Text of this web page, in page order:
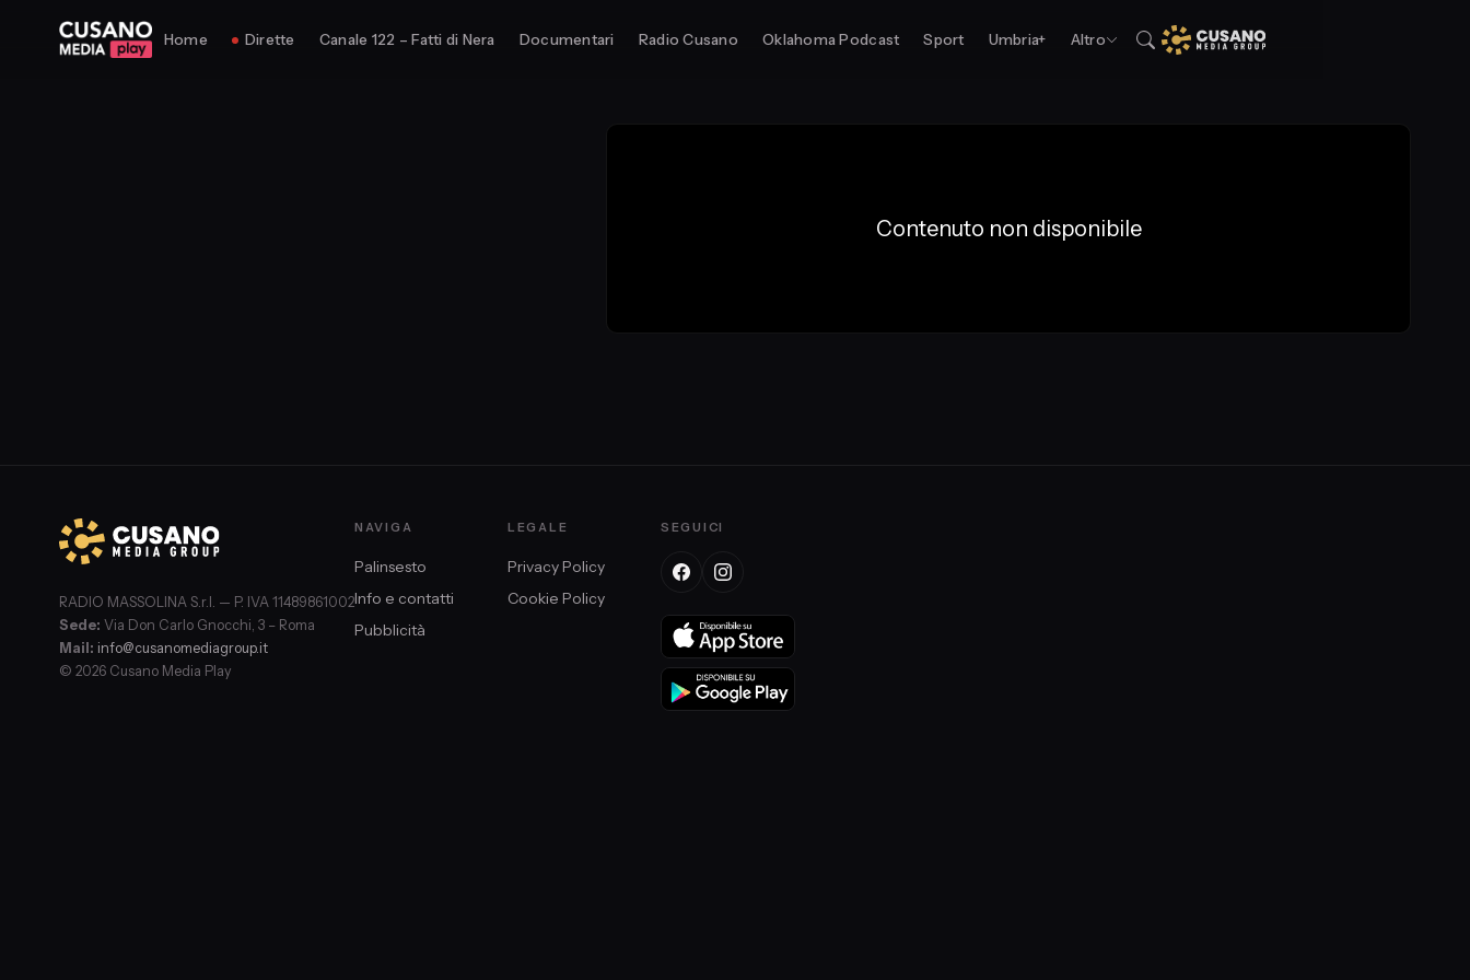
Home Dirette Canale 122 – Fatti di Nera Documentari Radio Cusano Oklahoma Podcast Sport Umbria+ Altro
Contenuto non disponibile
RADIO MASSOLINA S.r.l. — P. IVA 11489861002
Sede: Via Don Carlo Gnocchi, 3 – Roma
Mail: info@cusanomediagroup.it
© 2026 Cusano Media Play
NAVIGA
Palinsesto
Info e contatti
Pubblicità
LEGALE
Privacy Policy
Cookie Policy
SEGUICI